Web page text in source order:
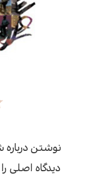
نوشتن
دیدگاه اصلی